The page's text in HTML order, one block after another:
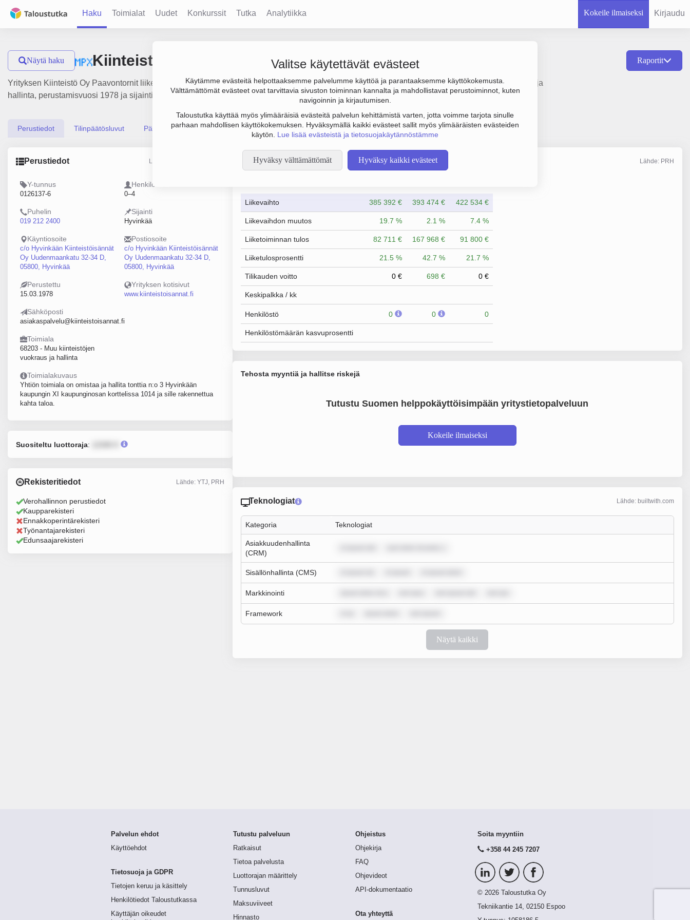
Haku Toimialat Uudet Konkurssit Tutka Analytiikka Kokeile ilmaiseksi Kirjaudu
Valitse käytettävät evästeet
Käytämme evästeitä helpottaaksemme palvelumme käyttöä ja parantaaksemme käyttökokemusta.
Välttämättömät evästeet ovat tarvittavia sivuston toiminnan kannalta ja mahdollistavat perustoiminnot, kuten
navigoinnin ja kirjautumisen.
Taloustutka käyttää myös ylimääräisiä evästeitä palvelun kehittämistä varten, jotta voimme tarjota sinulle
parhaan mahdollisen käyttökokemuksen. Hyväksymällä kaikki evästeet sallit myös ylimääräisten evästeiden
käytön. Lue lisää evästeistä ja tietosuojakäytännöstämme
Hyväksy välttämättömät Hyväksy kaikki evästeet
Näytä haku Kiinteistö Oy Paavontornit Raportit
Yrityksen Kiinteistö Oy Paavontornit liikevaihto on 423 000 €, tulos 92 000 € ja henkilöstömäärä 0. Sen päätoimiala on Muu kiinteistöjen vuokraus ja
hallinta, perustamisvuosi 1978 ja sijainti Hyvinkää. Yrityksen yhtiömuoto Osakeyhtiö (OY).
Perustiedot Tilinpäätösluvut Päättäjätiedot
Perustiedot Lähde: YTJ, PRH, Traficom
Y-tunnus
0126137-6
Henkilöstömäärä
0–4
Puhelin
019 212 2400
Sijainti
Hyvinkää
Käyntiosoite
c/o Hyvinkään Kiinteistöisännät
Oy Uudenmaankatu 32-34 D,
05800, Hyvinkää
Postiosoite
c/o Hyvinkään Kiinteistöisännät
Oy Uudenmaankatu 32-34 D,
05800, Hyvinkää
Perustettu
15.03.1978
Yrityksen kotisivut
www.kiinteistoisannat.fi
Sähköposti
asiakaspalvelu@kiinteistoisannat.fi
Toimiala
68203 - Muu kiinteistöjen
vuokraus ja hallinta
Toimialakuvaus
Yhtiön toimiala on omistaa ja hallita tonttia n:o 3 Hyvinkään
kaupungin XI kaupunginosan korttelissa 1014 ja sille rakennettua
kahta taloa.
Suositeltu luottoraja:
Rekisteritiedot Lähde: YTJ, PRH
Verohallinnon perustiedot
Kaupparekisteri
Ennakkoperintärekisteri
Työnantajarekisteri
Edunsaajarekisteri
Taloustiedot Lähde: PRH
Liikevaihto 385 392 € 393 474 € 422 534 €
Liikevaihdon muutos 19.7 % 2.1 % 7.4 %
Liiketoiminnan tulos 82 711 € 167 968 € 91 800 €
Liiketulosprosentti 21.5 % 42.7 % 21.7 %
Tilikauden voitto 0 € 698 € 0 €
Keskipalkka / kk
Henkilöstö 0 0 0
Henkilöstömäärän kasvuprosentti
Tehosta myyntiä ja hallitse riskejä
Tutustu Suomen helppokäyttöisimpään yritystietopalveluun
Kokeile ilmaiseksi
Teknologiat Lähde: builtwith.com
Kategoria Teknologiat
Asiakkuudenhallinta
(CRM)
Sisällönhallinta (CMS)
Markkinointi
Framework
Näytä kaikki
Palvelun ehdot
Käyttöehdot
Tietosuoja ja GDPR
Tietojen keruu ja käsittely
Henkilötiedot Taloustutkassa
Käyttäjän oikeudet
Tutustu palveluun
Ratkaisut
Tietoa palvelusta
Luottorajan määrittely
Tunnusluvut
Maksuviiveet
Hinnasto
Ohjeistus
Ohjekirja
FAQ
Ohjevideot
API-dokumentaatio
Ota yhteyttä
Soita myyntiin
+358 44 245 7207
© 2026 Taloustutka Oy
Tekniikantie 14, 02150 Espoo